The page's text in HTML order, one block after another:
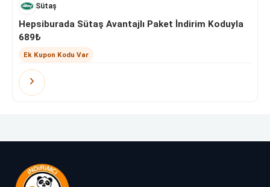
Sütaş
Hepsiburada Sütaş Avantajlı Paket İndirim Koduyla
689₺
Ek Kupon Kodu Var